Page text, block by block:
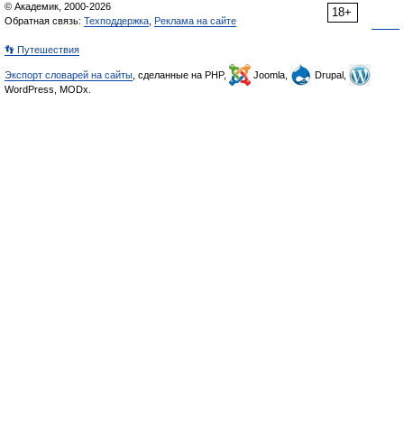
18+
© Академик, 2000-2026
Обратная связь: Техподдержка Реклама на сайте
👣 Путешествия
Экспорт словарей на сайты , сделанные на PHP, Joomla,
Drupal,
WordPress, MODx.